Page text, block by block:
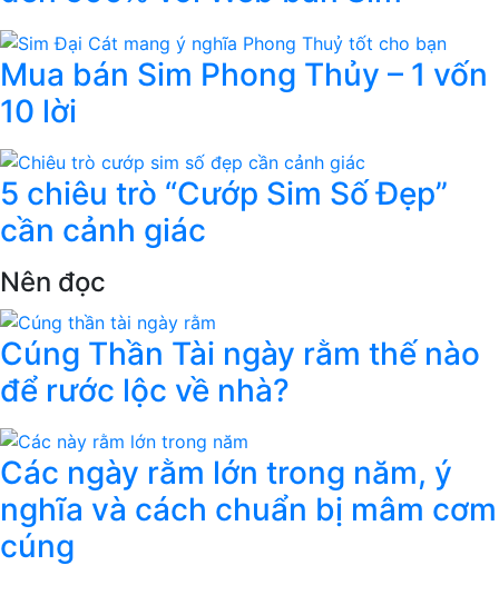
Mua bán Sim Phong Thủy – 1 vốn
10 lời
5 chiêu trò “Cướp Sim Số Đẹp”
cần cảnh giác
Nên đọc
Cúng Thần Tài ngày rằm thế nào
để rước lộc về nhà?
Các ngày rằm lớn trong năm, ý
nghĩa và cách chuẩn bị mâm cơm
cúng